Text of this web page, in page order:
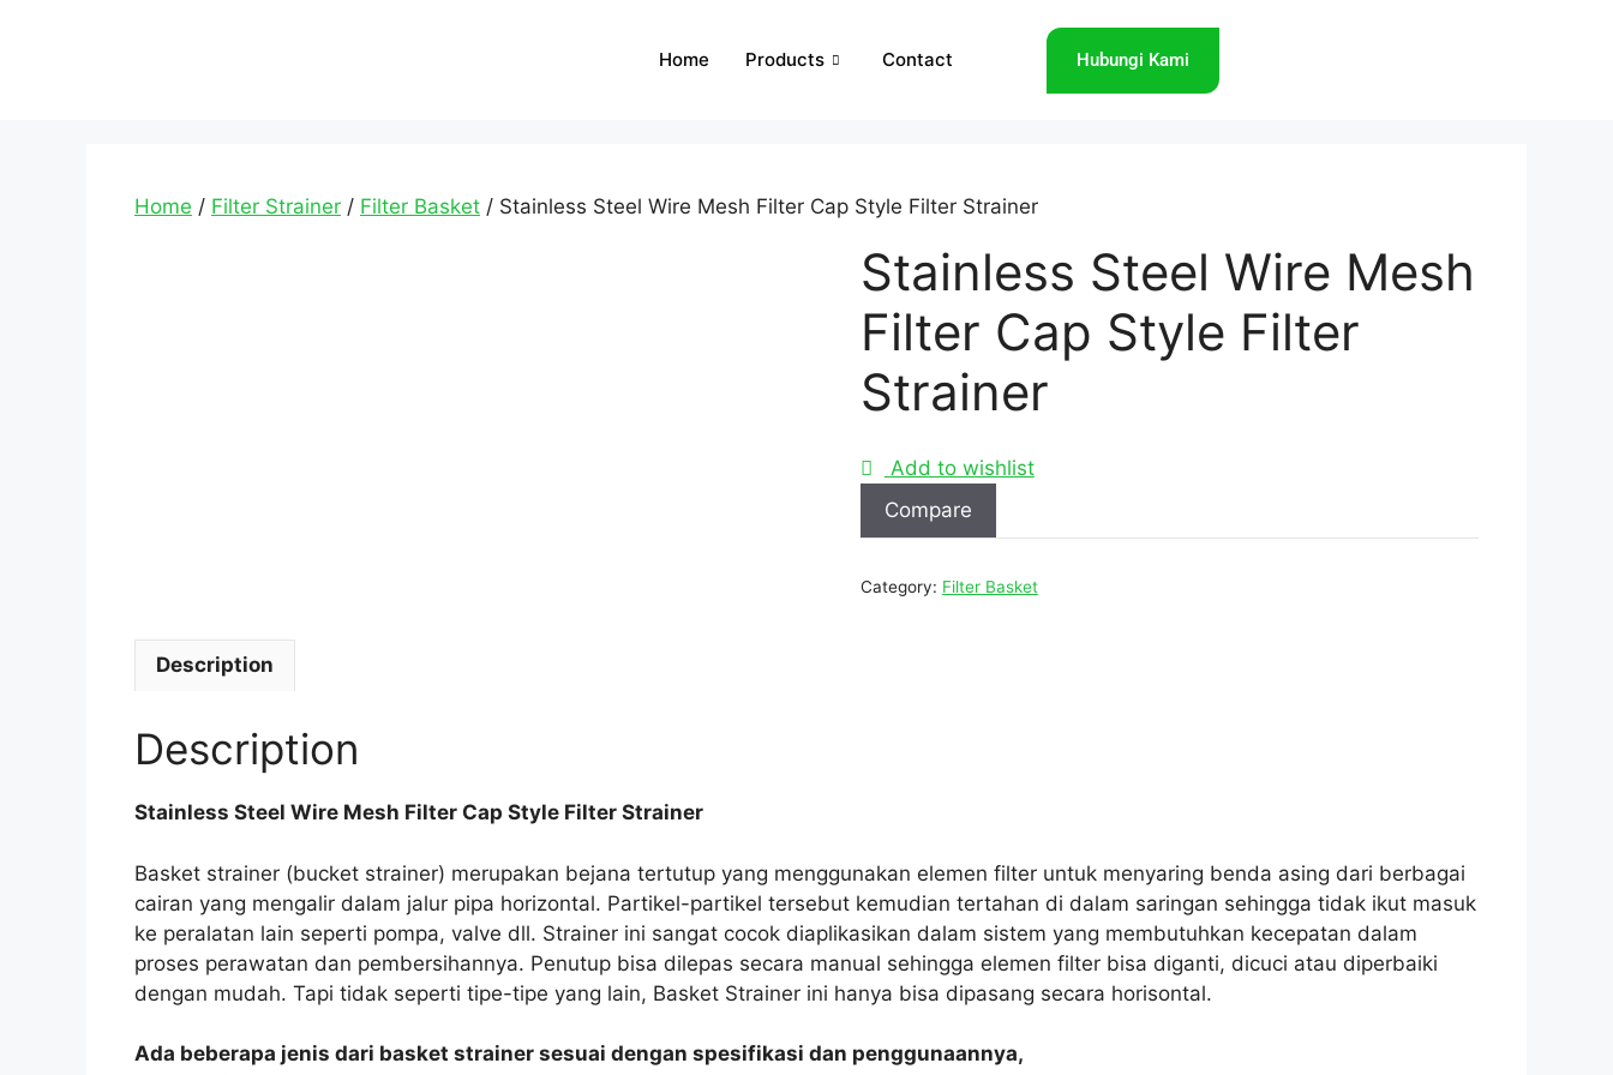
Home Products Contact Hubungi Kami
Home / Filter Strainer / Filter Basket / Stainless Steel Wire Mesh Filter Cap Style Filter Strainer
Stainless Steel Wire Mesh
Filter Cap Style Filter
Strainer
Add to wishlist
Compare
Category: Filter Basket
Description
Description
Stainless Steel Wire Mesh Filter Cap Style Filter Strainer
Basket strainer (bucket strainer) merupakan bejana tertutup yang menggunakan elemen filter untuk menyaring benda asing dari berbagai
cairan yang mengalir dalam jalur pipa horizontal. Partikel-partikel tersebut kemudian tertahan di dalam saringan sehingga tidak ikut masuk
ke peralatan lain seperti pompa, valve dll. Strainer ini sangat cocok diaplikasikan dalam sistem yang membutuhkan kecepatan dalam
proses perawatan dan pembersihannya. Penutup bisa dilepas secara manual sehingga elemen filter bisa diganti, dicuci atau diperbaiki
dengan mudah. Tapi tidak seperti tipe-tipe yang lain, Basket Strainer ini hanya bisa dipasang secara horisontal.
Ada beberapa jenis dari basket strainer sesuai dengan spesifikasi dan penggunaannya,